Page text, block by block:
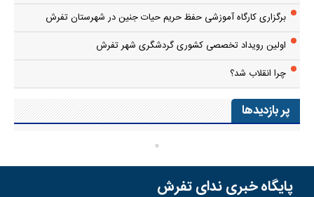
برگزاری کارگاه آموزشی حفظ حریم حیات جنین در شهرستان تفرش
اولین رویداد تخصصی کشوری گردشگری شهر تفرش
چرا انقلاب شد؟
پر بازدیدها
پایگاه خبری ندای تفرش